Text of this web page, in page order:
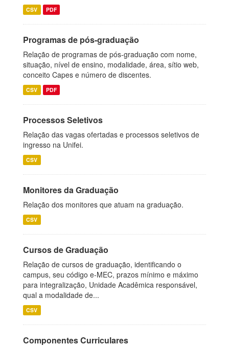
CSV PDF
Programas de pós-graduação
Relação de programas de pós-graduação com nome,
situação, nível de ensino, modalidade, área, sítio web,
conceito Capes e número de discentes.
CSV PDF
Processos Seletivos
Relação das vagas ofertadas e processos seletivos de
ingresso na Unifei.
CSV
Monitores da Graduação
Relação dos monitores que atuam na graduação.
CSV
Cursos de Graduação
Relação de cursos de graduação, identificando o
campus, seu código e-MEC, prazos mínimo e máximo
para integralização, Unidade Acadêmica responsável,
qual a modalidade de...
CSV
Componentes Curriculares